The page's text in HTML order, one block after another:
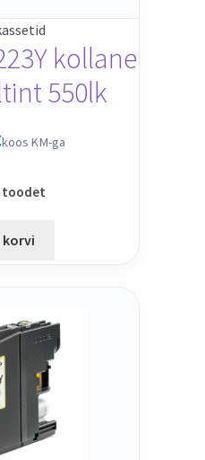
kollane
550lk
koos KM-ga
toodet
korvi